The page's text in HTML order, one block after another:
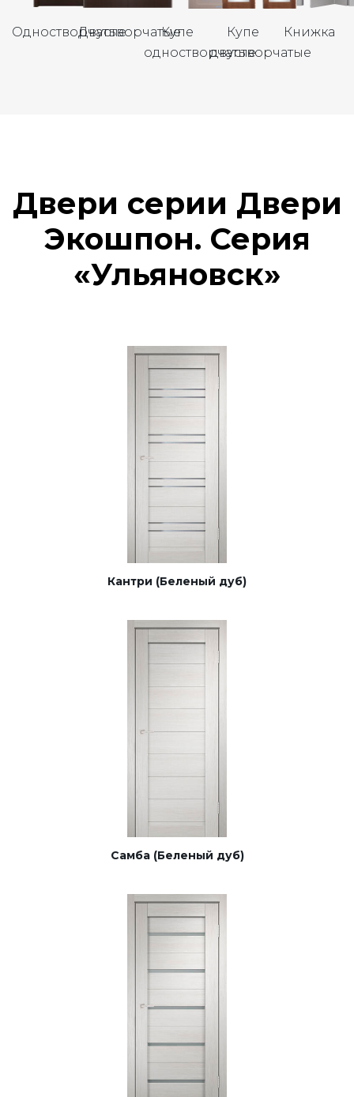
ОдностворчатыеДвустворчатые
Купе
одностворчатые
Купе
двустворчатые
Книжка
Двери серии Двери
Экошпон. Серия
«Ульяновск»
Кантри (Беленый дуб)
Самба (Беленый дуб)